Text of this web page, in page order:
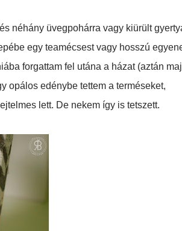
néhány üvegpohárra vagy kiürült
egy teamécsest vagy hosszú
forgattam fel utána a házat (aztán
opálos edénybe tettem a terméseket,
lett. De nekem így is tetszett.